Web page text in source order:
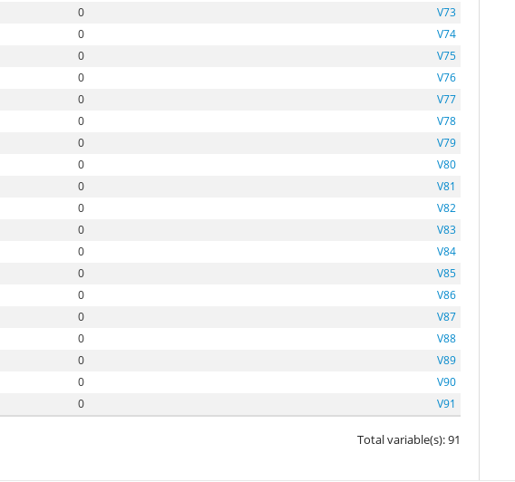
V73
0
V74
0
V75
0
V76
0
V77
0
V78
0
V79
0
V80
0
V81
0
V82
0
V83
0
V84
0
V85
0
V86
0
V87
0
V88
0
V89
0
V90
0
V91
0
Total variable(s): 91